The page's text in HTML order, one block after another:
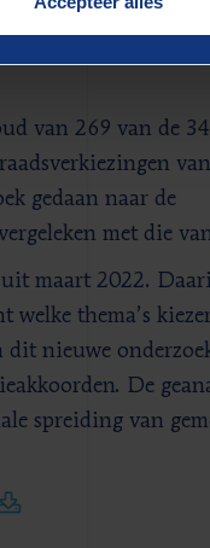
van 269 van de
van
gedaan naar de
met die
maart 2022.
welke thema’s
dit nieuwe
De
spreiding van